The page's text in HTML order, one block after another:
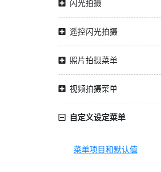
闪光拍摄
遥控闪光拍摄
照片拍摄菜单
视频拍摄菜单
自定义设定菜单
菜单项目和默认值